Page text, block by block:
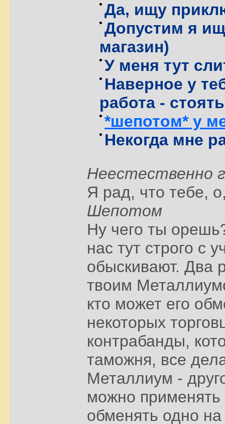
Да, ищу
Допустим я
магазин)
У меня тут
Наверное у
работа -
*шепотом* у
Некогда мне
Неестественно
Я рад, что тебе,
Шепотом
Ну чего ты
нас тут строго с
обыскивают. Два
твоим
кто может его
некоторых
контрабанды,
таможня, все
Металлиум -
можно применять
обменять одно